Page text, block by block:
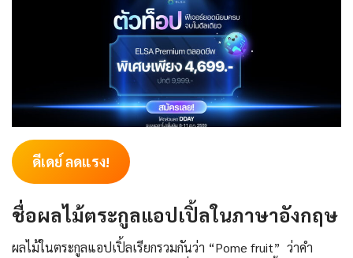
ดีเดย์ ลดแรง!
ชื่อผลไม้ตระกูลแอปเปิ้ลในภาษาอังกฤษ
ผลไม้ในตระกูลแอปเปิ้ลเรียกรวมกันว่า “Pome fruit” ว่าคำ